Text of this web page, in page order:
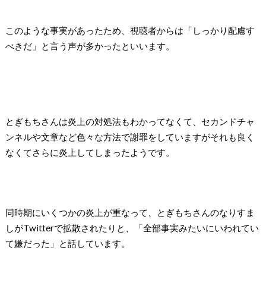
このような事実があったため、視聴者からは「しっかり配慮す
べきだ」と言う声が多かったといいます。
とぎもちさんは炎上の対処法もわかってなくて、セカンドチャ
ンネルや文章など色々な方法で謝罪をしていますがそれも良く
なくてさらに炎上してしまったようです。
同時期にいくつかの炎上が重なって、とぎもちさんのなりすま
しがTwitterで拡散されたりと、「全部事実みたいにいわれてい
て嫌だった」と話しています。